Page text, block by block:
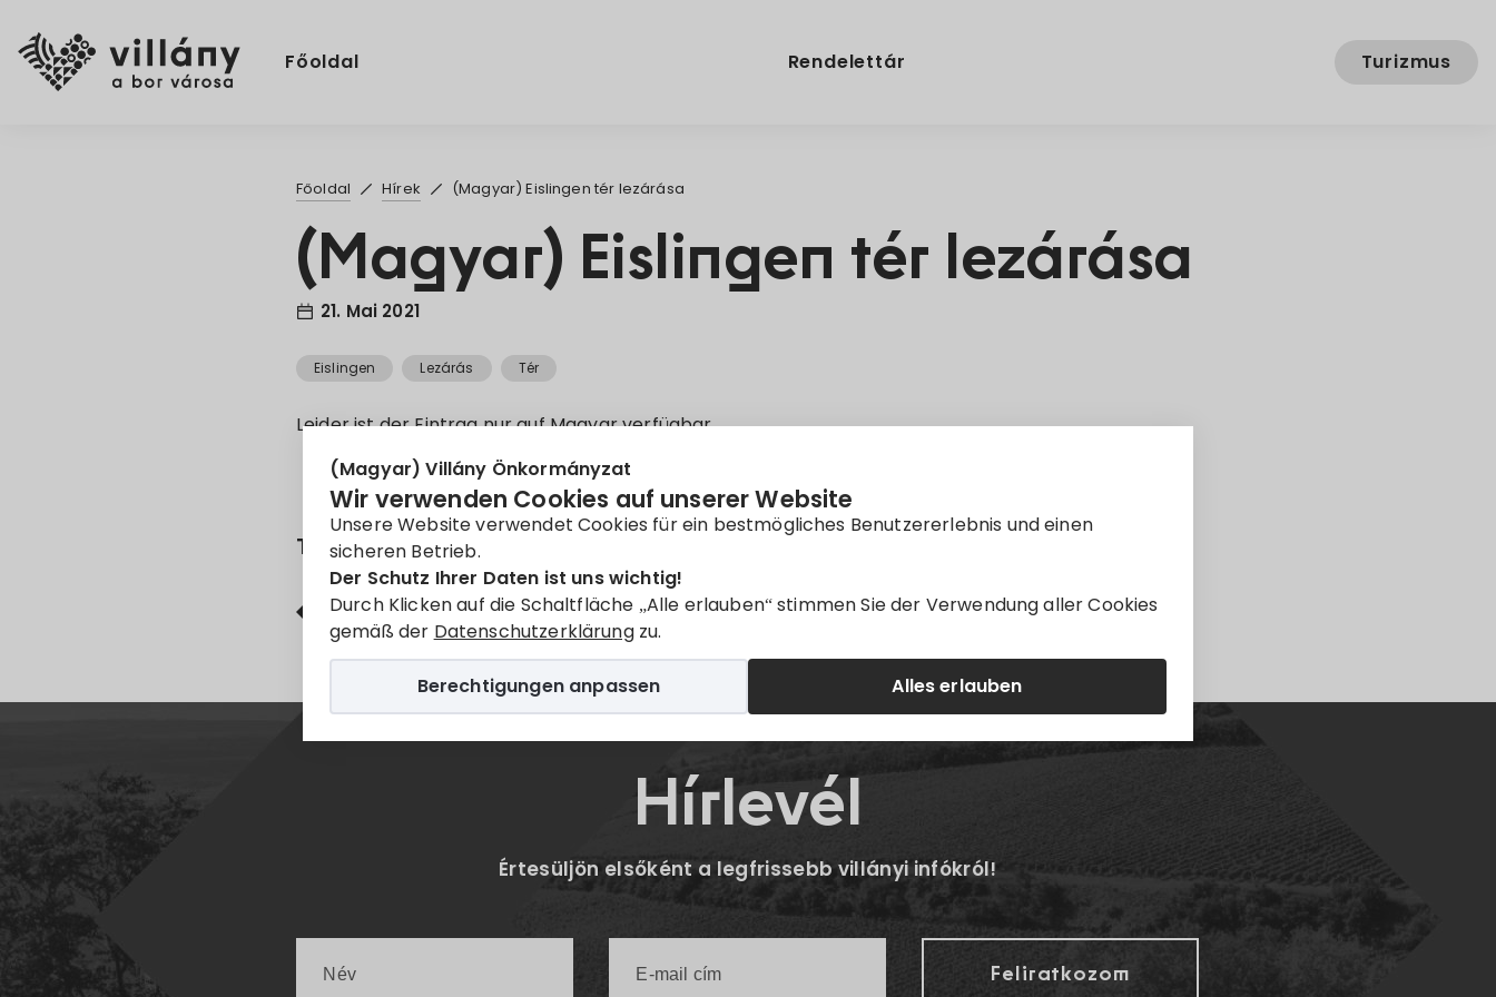
(Magyar) Villány Önkormányzat
Wir verwenden Cookies auf unserer Website
Unsere Website verwendet Cookies für ein bestmögliches Benutzererlebnis und einen
sicheren Betrieb.
Der Schutz Ihrer Daten ist uns wichtig!
Durch Klicken auf die Schaltfläche „Alle erlauben“ stimmen Sie der Verwendung aller Cookies
gemäß der Datenschutzerklärungzu.
Alles erlauben
Berechtigungen anpassen
Főoldal Rendelettár Turizmus
Főoldal Hírek (Magyar) Eislingen tér lezárása
(Magyar) Eislingen tér lezárása
21. Mai 2021
Eislingen Lezárás Tér
Leider ist der Eintrag nur aufMagyarverfügbar.
Teilen
Facebook Twitter E-mail
Hírlevél
Értesüljön elsőként a legfrissebb villányi infókról!